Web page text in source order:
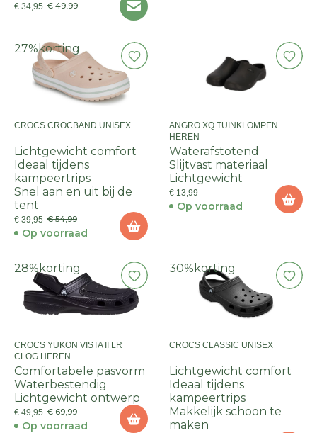
€ 34,95 € 49,99
27%korting
CROCS CROCBAND UNISEX
Lichtgewicht comfort
Ideaal tijdens
kampeertrips
Snel aan en uit bij de
tent
€ 39,95 € 54,99
Op voorraad
ANGRO XQ TUINKLOMPEN
HEREN
Waterafstotend
Slijtvast materiaal
Lichtgewicht
€ 13,99
Op voorraad
28% korting
CROCS YUKON VISTA II LR
CLOG HEREN
Comfortabele pasvorm
Waterbestendig
Lichtgewicht ontwerp
€ 49,95 € 69,99
Op voorraad
30% korting
CROCS CLASSIC UNISEX
Lichtgewicht comfort
Ideaal tijdens
kampeertrips
Makkelijk schoon te
maken